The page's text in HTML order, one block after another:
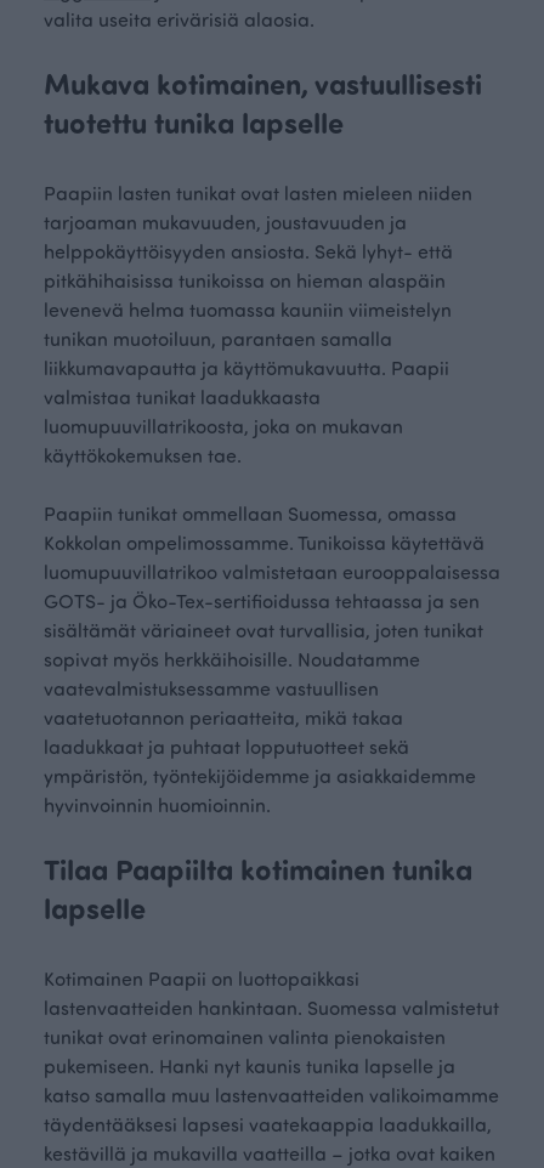
valita useita erivärisiä alaosia.
Mukava kotimainen, vastuullisesti
tuotettu tunika lapselle
Paapiin lasten tunikat ovat lasten mieleen niiden
tarjoaman mukavuuden, joustavuuden ja
helppokäyttöisyyden ansiosta. Sekä lyhyt- että
pitkähihaisissa tunikoissa on hieman alaspäin
levenevä helma tuomassa kauniin viimeistelyn
tunikan muotoiluun, parantaen samalla
liikkumavapautta ja käyttömukavuutta. Paapii
valmistaa tunikat laadukkaasta
luomupuuvillatrikoosta, joka on mukavan
käyttökokemuksen tae.
Paapiin tunikat ommellaan Suomessa, omassa
Kokkolan ompelimossamme. Tunikoissa käytettävä
luomupuuvillatrikoo valmistetaan eurooppalaisessa
GOTS- ja Öko-Tex-sertifioidussa tehtaassa ja sen
sisältämät väriaineet ovat turvallisia, joten tunikat
sopivat myös herkkäihoisille. Noudatamme
vaatevalmistuksessamme vastuullisen
vaatetuotannon periaatteita, mikä takaa
laadukkaat ja puhtaat lopputuotteet sekä
ympäristön, työntekijöidemme ja asiakkaidemme
hyvinvoinnin huomioinnin.
Tilaa Paapiilta kotimainen tunika
lapselle
Kotimainen Paapii on luottopaikkasi
lastenvaatteiden hankintaan. Suomessa valmistetut
tunikat ovat erinomainen valinta pienokaisten
pukemiseen. Hanki nyt kaunis tunika lapselle ja
katso samalla muu lastenvaatteiden valikoimamme
täydentääksesi lapsesi vaatekaappia laadukkailla,
kestävillä ja mukavilla vaatteilla – jotka ovat kaiken